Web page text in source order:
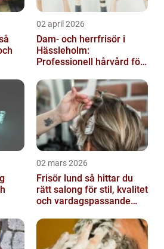
02 april 2026
Dam- och herrfrisör i
Hässleholm:
Professionell hårvård för
02 mars 2026
Frisör lund så hittar du
rätt salong för stil, kvalitet
och vardagspassande